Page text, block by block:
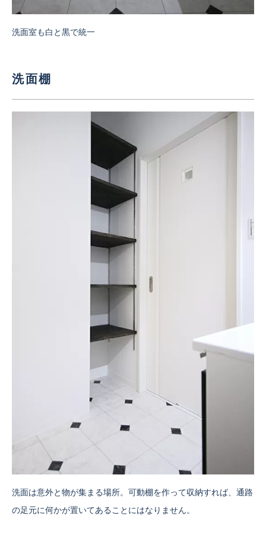
洗面室も白と黒で統一
洗面棚
洗面は意外と物が集まる場所。可動棚を作って収納すれば、通路
の足元に何かが置いてあることにはなりません。